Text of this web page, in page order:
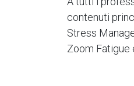
contenuti
Stress
Zoom Fatigue